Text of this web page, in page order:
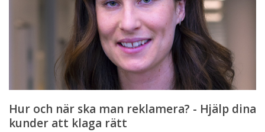
Hjälp
kunder
klaga
rättHur och när ska man reklamera? - Hjälp dina
kunder att klaga rätt